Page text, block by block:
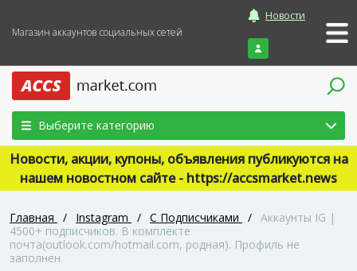
Магазин аккаунтов социальных сетей
Новости
Войти
Выберите категорию
Новости, акции, купоны, объявления публикуются на
нашем новостном сайте - https://accsmarket.news
Главная / Instagram / С Подписчиками / Аккаунты IG |
4500+ подписчиков. В комплекте
почта(outlook.com/hotmail.com, родная). Профиль не
заполнен.